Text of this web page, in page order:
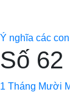
Ý nghĩa các
Số
1 Tháng Mười